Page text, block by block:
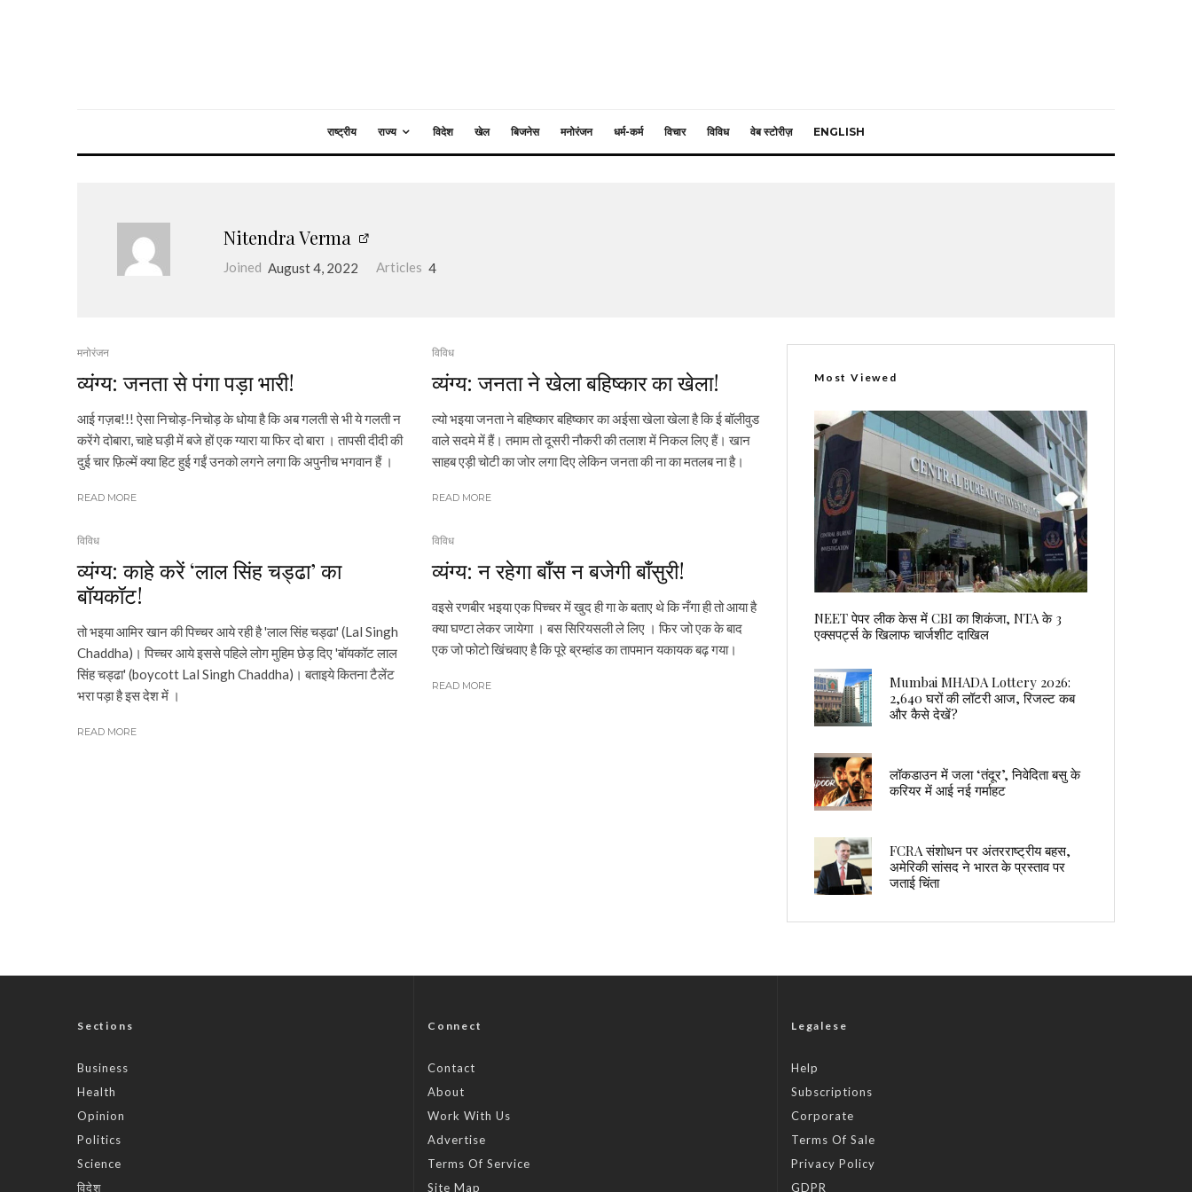
राष्ट्रीय राज्य विदेश खेल बिजनेस मनोरंजन धर्म-कर्म विचार विविध वेब स्टोरीज़ ENGLISH
Nitendra Verma
Joined August 4, 2022 Articles 4
मनोरंजन
व्यंग्य: जनता से पंगा पड़ा भारी!
आई गज़ब!!! ऐसा निचोड़-निचोड़ के धोया है कि अब गलती से भी ये गलती न
करेंगे दोबारा, चाहे घड़ी में बजे हों एक ग्यारा या फिर दो बारा । तापसी दीदी की
दुई चार फ़िल्में क्या हिट हुई गईं उनको लगने लगा कि अपुनीच भगवान हैं ।
READ MORE
विविध
व्यंग्य: काहे करें ‘लाल सिंह चड्ढा’ का
बॉयकॉट!
तो भइया आमिर खान की पिच्चर आये रही है 'लाल सिंह चड्ढा' (Lal Singh
Chaddha)। पिच्चर आये इससे पहिले लोग मुहिम छेड़ दिए 'बॉयकॉट लाल
सिंह चड्ढा' (boycott Lal Singh Chaddha)। बताइये कितना टैलेंट
भरा पड़ा है इस देश में ।
READ MORE
विविध
व्यंग्य: जनता ने खेला बहिष्कार का खेला!
ल्यो भइया जनता ने बहिष्कार बहिष्कार का अईसा खेला खेला है कि ई बॉलीवुड
वाले सदमे में हैं। तमाम तो दूसरी नौकरी की तलाश में निकल लिए हैं। खान
साहब एड़ी चोटी का जोर लगा दिए लेकिन जनता की ना का मतलब ना है।
READ MORE
विविध
व्यंग्य: न रहेगा बाँस न बजेगी बाँसुरी!
वइसे रणबीर भइया एक पिच्चर में खुद ही गा के बताए थे कि नँगा ही तो आया है
क्या घण्टा लेकर जायेगा । बस सिरियसली ले लिए । फिर जो एक के बाद
एक जो फोटो खिंचवाए है कि पूरे ब्रम्हांड का तापमान यकायक बढ़ गया।
READ MORE
Most Viewed
NEET पेपर लीक केस में CBI का शिकंजा, NTA के 3
एक्सपर्ट्स के खिलाफ चार्जशीट दाखिल
Mumbai MHADA Lottery 2026:
2,640 घरों की लॉटरी आज, रिजल्ट कब
और कैसे देखें?
लॉकडाउन में जला ‘तंदूर’, निवेदिता बसु के
करियर में आई नई गर्माहट
FCRA संशोधन पर अंतरराष्ट्रीय बहस,
अमेरिकी सांसद ने भारत के प्रस्ताव पर
जताई चिंता
Sections
Business
Health
Opinion
Politics
Science
विदेश
Connect
Contact
About
Work With Us
Advertise
Terms Of Service
Site Map
Legalese
Help
Subscriptions
Corporate
Terms Of Sale
Privacy Policy
GDPR